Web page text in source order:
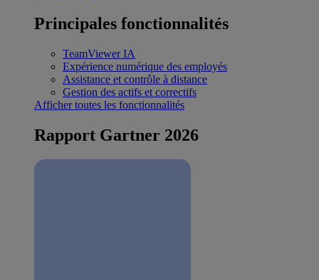
Principales fonctionnalités
TeamViewer IA
Expérience numérique des employés
Assistance et contrôle à distance
Gestion des actifs et correctifs
Afficher toutes les fonctionnalités
Rapport Gartner 2026